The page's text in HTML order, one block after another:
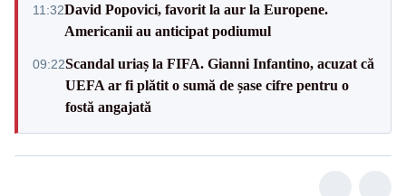
11:32David Popovici, favorit la aur la Europene.
Americanii au anticipat podiumul
09:22Scandal uriaș la FIFA. Gianni Infantino, acuzat că
UEFA ar fi plătit o sumă de șase cifre pentru o
fostă angajată